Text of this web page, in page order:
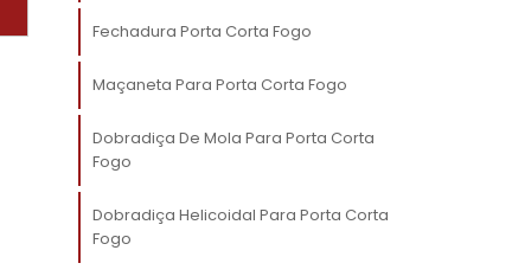
Fechadura Porta Corta Fogo
Maçaneta Para Porta Corta Fogo
Dobradiça De Mola Para Porta Corta
Fogo
Dobradiça Helicoidal Para Porta Corta
Fogo